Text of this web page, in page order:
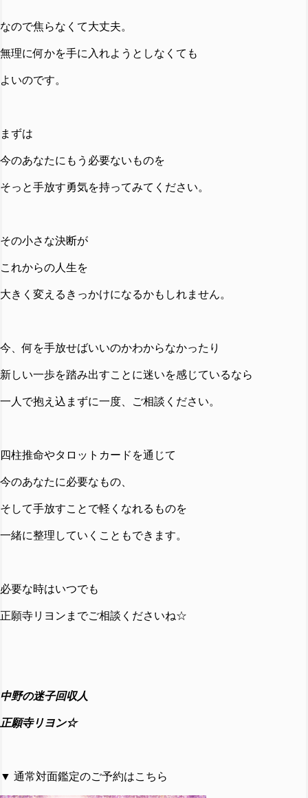
なので焦らなくて大丈夫。
無理に何かを手に入れようとしなくても
よいのです。
まずは
今のあなたにもう必要ないものを
そっと手放す勇気を持ってみてください。
その小さな決断が
これからの人生を
大きく変えるきっかけになるかもしれません。
今、何を手放せばいいのかわからなかったり
新しい一歩を踏み出すことに迷いを感じているなら
一人で抱え込まずに一度、ご相談ください。
四柱推命やタロットカードを通じて
今のあなたに必要なもの、
そして手放すことで軽くなれるものを
一緒に整理していくこともできます。
必要な時はいつでも
正願寺リヨンまでご相談くださいね☆
中野の迷子回収人
正願寺リヨン☆
▼ 通常対面鑑定のご予約はこちら